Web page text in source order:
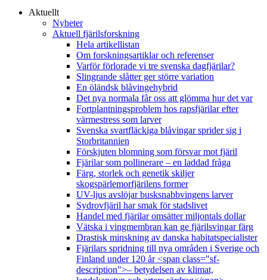
Aktuellt
Nyheter
Aktuell fjärilsforskning
Hela artikellistan
Om forskningsartiklar och referenser
Varför förlorade vi tre svenska dagfjärilar?
Slingrande slåtter ger större variation
En öländsk blåvingehybrid
Det nya normala får oss att glömma hur det var
Fortplantningsproblem hos rapsfjärilar efter
värmestress som larver
Svenska svartfläckiga blåvingar sprider sig i
Storbritannien
Förskjuten blomning som försvar mot fjäril
Fjärilar som pollinerare – en laddad fråga
Färg, storlek och genetik skiljer
skogspärlemorfjärilens former
UV-ljus avslöjar busksnabbvingens larver
Sydrovfjäril har smak för stadslivet
Handel med fjärilar omsätter miljontals dollar
Vätska i vingmembran kan ge fjärilsvingar färg
Drastisk minskning av danska habitatspecialister
Fjärilars spridning till nya områden i Sverige och
Finland under 120 år <span class="sf-
description">– betydelsen av klimat,